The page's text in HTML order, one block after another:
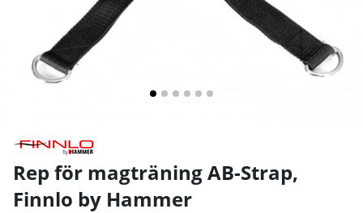
Rep för magträning AB-Strap,
Finnlo by Hammer